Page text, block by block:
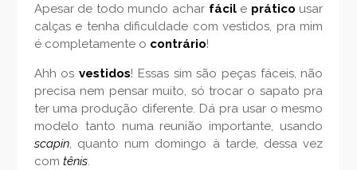
Apesar de todo mundo achar fácile prático usar
calças e tenha dificuldade com vestidos, pra mim
é completamente o contrário!
Ahh osvestidos! Essas sim são peças fáceis, não
precisa nem pensar muito, só trocar o sapato pra
ter uma produção diferente. Dá pra usar o mesmo
modelo tanto numa reunião importante, usando
scapin, quanto num domingo à tarde, dessa vez
com tênis.